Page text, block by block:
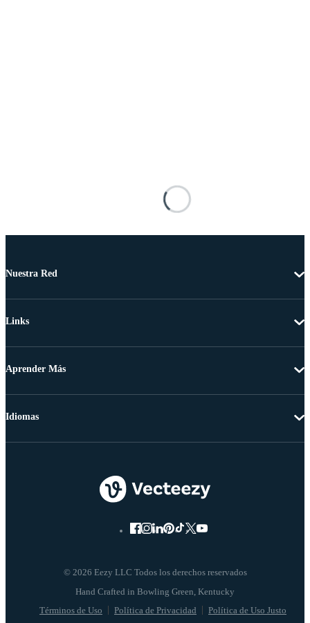
Nuestra Red
Links
Aprender Más
© 2026 Eezy LLC Todos los derechos reservados
Términos de Uso Política de Privacidad Política de Uso Justo
Idiomas